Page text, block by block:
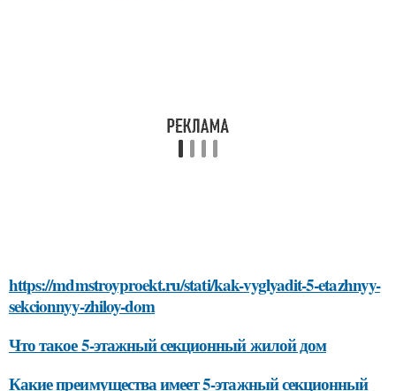
https://mdmstroyproekt.ru/stati/kak-vyglyadit-5-etazhnyy-
sekcionnyy-zhiloy-dom
Что такое 5-этажный секционный жилой дом
Какие преимущества имеет 5-этажный секционный